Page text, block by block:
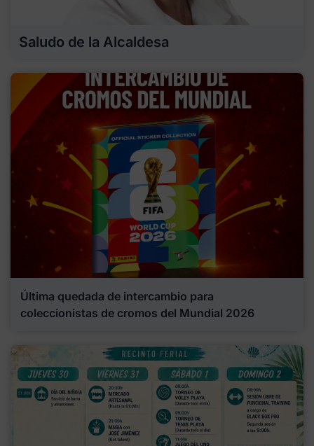
Saludo de la Alcaldesa
Última quedada de intercambio para
coleccionistas de cromos del Mundial 2026